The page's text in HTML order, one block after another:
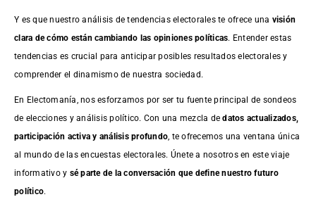
Y es que nuestro análisis de tendencias electorales te ofrece una visión
clara de cómo están cambiando las opiniones políticas. Entender estas
tendencias es crucial para anticipar posibles resultados electorales y
comprender el dinamismo de nuestra sociedad.
En Electomanía, nos esforzamos por ser tu fuente principal de sondeos
de elecciones y análisis político. Con una mezcla dedatos actualizados,
participación activa y análisis profundo , te ofrecemos una ventana única
al mundo de las encuestas electorales. Únete a nosotros en este viaje
informativo y sé parte de la conversación que define nuestro futuro
político.